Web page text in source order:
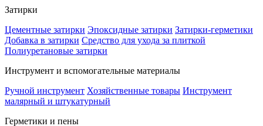
Затирки
Цементные затирки Эпоксидные затирки Затирки-герметики
Добавка в затирки Средство для ухода за плиткой
Полиуретановые затирки
Инструмент и вспомогательные материалы
Ручной инструмент Хозяйственные товары Инструмент
малярный и штукатурный
Герметики и пены